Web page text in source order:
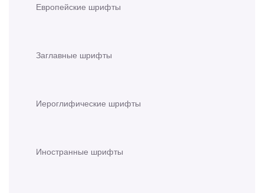
Европейские шрифты
Заглавные шрифты
Иероглифические шрифты
Иностранные шрифты